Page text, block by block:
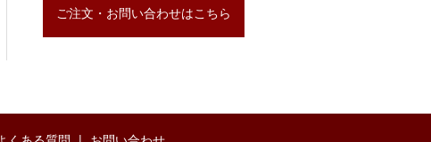
ご注文・お問い合わせはこちら